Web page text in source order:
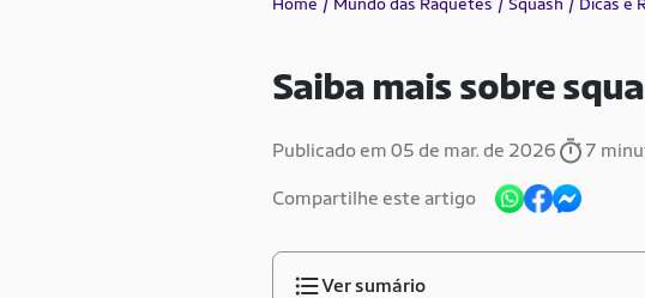
Saiba mais sobre
Publicado em 05 de mar. de 2026 7
Compartilhe este artigo
Ver sumário